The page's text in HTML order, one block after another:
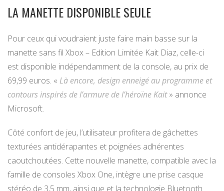
LA MANETTE DISPONIBLE SEULE
Pour ceux qui voudraient juste faire main basse sur la
manette sans fil Xbox – Edition Limitée Kait Diaz, celle-ci
est disponible indépendamment de la console, au prix de
69,99 euros. « Là encore, design enneigé au programme et
contours inspirés de l’armure de l’héroïne Kait» annonce
Microsoft.
Côté confort de jeu, l’utilisateur profitera de gâchettes
texturées antidérapantes et poignées adhérentes
caoutchoutées. Cette nouvelle manette, compatible avec la
famille de consoles Xbox One, intègre une prise casque
stéréo de 3,5 mm, ainsi que et la technologie Bluetooth